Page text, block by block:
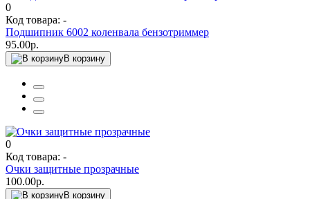
0
Код товара: -
Подшипник 6002 коленвала бензотриммер
95.00р.
В корзину
0
Код товара: -
Очки защитные прозрачные
100.00р.
В корзину